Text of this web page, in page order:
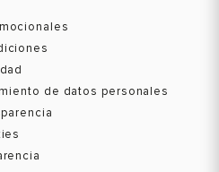
de datos personales